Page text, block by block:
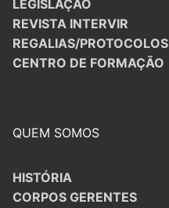
LEGISLAÇÃO
REVISTA INTERVIR
REGALIAS/PROTOCOLOS
CENTRO DE FORMAÇÃO
QUEM SOMOS
HISTÓRIA
CORPOS GERENTES